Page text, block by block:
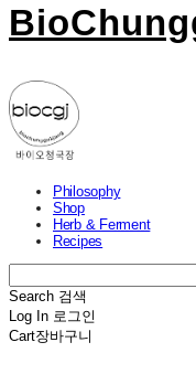
Philosophy
Shop
Herb & Ferment
Recipes
Search 검색
Log In 로그인
Cart장바구니